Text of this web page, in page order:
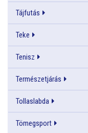
Tájfutás
Teke
Tenisz
Természetjárás
Tollaslabda
Tömegsport